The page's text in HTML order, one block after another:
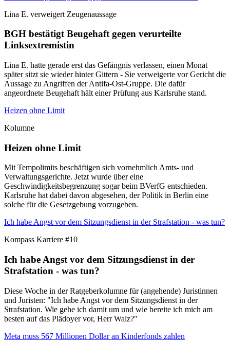
Lina E. verweigert Zeugenaussage
BGH bestätigt Beugehaft gegen verurteilte
Linksextremistin
Lina E. hatte gerade erst das Gefängnis verlassen, einen Monat
später sitzt sie wieder hinter Gittern - Sie verweigerte vor Gericht die
Aussage zu Angriffen der Antifa-Ost-Gruppe. Die dafür
angeordnete Beugehaft hält einer Prüfung aus Karlsruhe stand.
Heizen ohne Limit
Kolumne
Heizen ohne Limit
Mit Tempolimits beschäftigen sich vornehmlich Amts- und
Verwaltungsgerichte. Jetzt wurde über eine
Geschwindigkeitsbegrenzung sogar beim BVerfG entschieden.
Karlsruhe hat dabei davon abgesehen, der Politik in Berlin eine
solche für die Gesetzgebung vorzugeben.
Ich habe Angst vor dem Sitzungsdienst in der Strafstation - was tun?
Kompass Karriere #10
Ich habe Angst vor dem Sitzungsdienst in der
Strafstation - was tun?
Diese Woche in der Ratgeberkolumne für (angehende) Juristinnen
und Juristen: "Ich habe Angst vor dem Sitzungsdienst in der
Strafstation. Wie gehe ich damit um und wie bereite ich mich am
besten auf das Plädoyer vor, Herr Walz?"
Meta muss 567 Millionen Dollar an Kinderfonds zahlen